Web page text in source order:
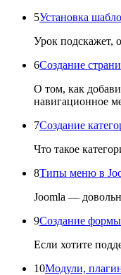
5Установка
Урок подскажет,
6Создание
О том, как
навигационное
7Создание
Что такое
8Типы меню в
Joomla —
9Создание формы
Если хотите
10Модули,